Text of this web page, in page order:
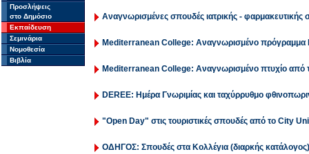
Προσλήψεις
στο Δημόσιο
Εκπαίδευση
Σεμινάρια
Νομοθεσία
Βιβλία
Αναγνωρισμένες σπουδές ιατρικής - φαρμακευτικής
Mediterranean College: Αναγνωρισμένο πρόγραμμα
Mediterranean College: Αναγνωρισμένο πτυχίο από
DEREE: Ημέρα Γνωριμίας και ταχύρρυθμο
"Open Day" στις τουριστικές σπουδές από το City
ΟΔΗΓΟΣ: Σπουδές στα Κολλέγια (διαρκής κατάλογος)